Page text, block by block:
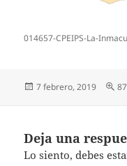
014657-CPEIPS-La-
Publicado
7 febrero, 2019
Deja una
Lo siento, debes